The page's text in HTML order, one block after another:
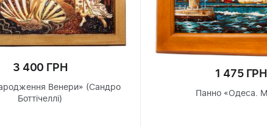
3 400 ГРН
Венери» (Сандро
Боттічеллі)
1 475 ГРН
Панно «Одеса.